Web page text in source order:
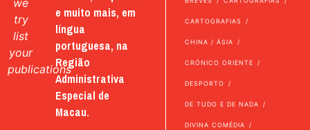
we
try
list
your
publications
e muito mais, em
língua
portuguesa, na
Região
Administrativa
Especial de
Macau.
CARTOGRAFIAS
CHINA / ÁSIA
CRÓNICO ORIENTE
DESPORTO
DE TUDO E DE NADA
DIVINA COMÉDIA